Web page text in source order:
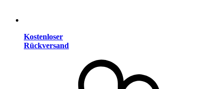
Kostenloser
Rückversand